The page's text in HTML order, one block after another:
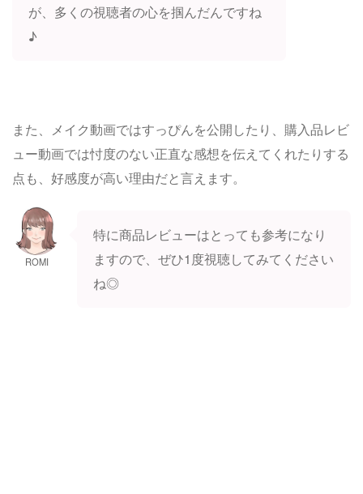
が、多くの視聴者の心を掴んだんですね
♪
また、メイク動画ではすっぴんを公開したり、購入品レビ
ュー動画では忖度のない正直な感想を伝えてくれたりする
点も、好感度が高い理由だと言えます。
ROMI
特に商品レビューはとっても参考になり
ますので、ぜひ1度視聴してみてください
ね◎